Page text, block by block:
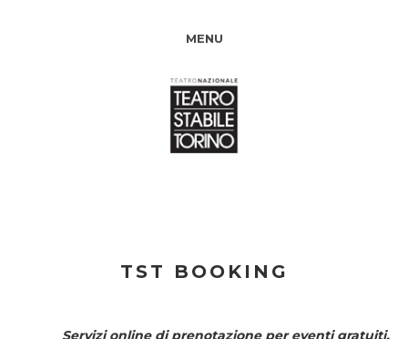
MENU
TST BOOKING
Servizi online di prenotazione per eventi gratuiti,